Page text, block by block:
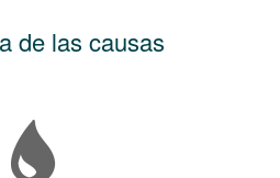
de las causas